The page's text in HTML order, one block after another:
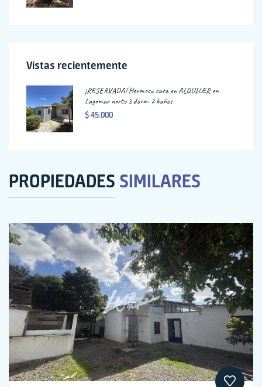
Vistas recientemente
¡RESERVADA! Hermosa casa en ALQUILER en
Lagomar norte 3 dorm. 2 baños
$ 45.000
PROPIEDADES SIMILARES